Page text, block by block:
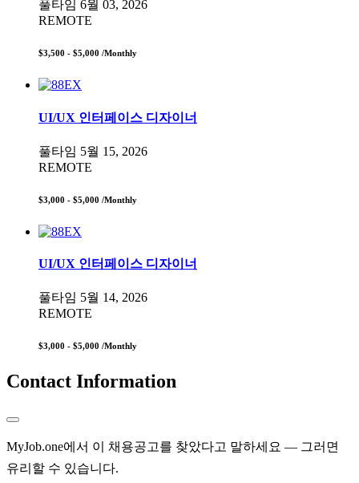
풀타임 6월 03, 2026
REMOTE
$3,500 - $5,000 /Monthly
UI/UX 인터페이스 디자이너
풀타임 5월 15, 2026
REMOTE
$3,000 - $5,000 /Monthly
UI/UX 인터페이스 디자이너
풀타임 5월 14, 2026
REMOTE
$3,000 - $5,000 /Monthly
Contact Information
MyJob.one에서 이 채용공고를 찾았다고 말하세요 — 그러면
유리할 수 있습니다.